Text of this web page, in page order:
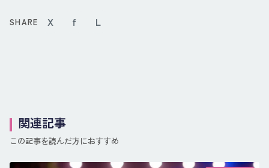
SHARE X f L
関連記事
この記事を読んだ方におすすめ